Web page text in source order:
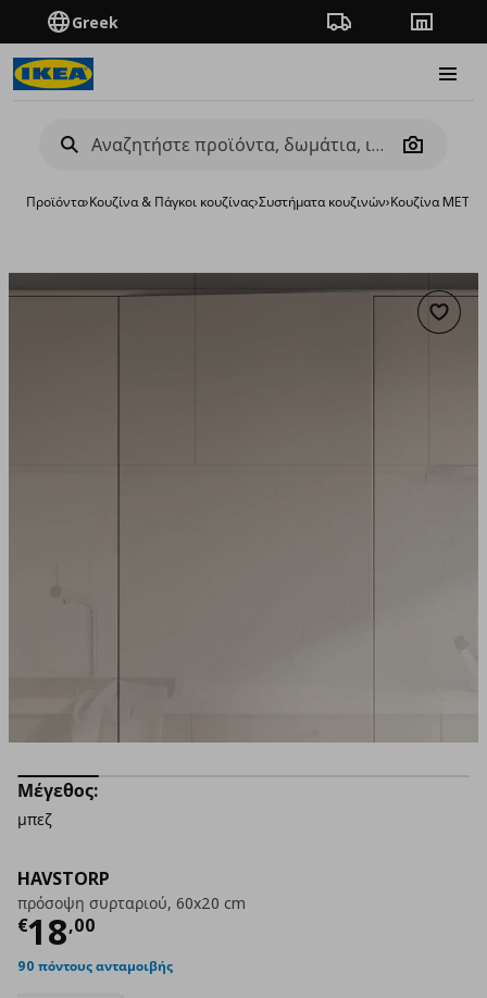
Greek Πορεία παραγγελίας
Camera
Προϊόντα›Κουζίνα & Πάγκοι κουζίνας›Συστήματα κουζινών›Κουζίνα
HAVSTORP
πρόσοψη συρταριού, 60x20 cm
€18,00
Τρέχουσα τιμή
90 πόντους ανταμοιβής
Μέγεθος:
μπεζ